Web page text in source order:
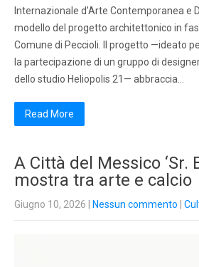
Internazionale d’Arte Contemporanea e
modello del progetto architettonico in
Comune di Peccioli. Il progetto —ideato
la partecipazione di un gruppo di
dello studio Heliopolis 21— abbraccia…
Read More
A Città del Messico ‘Sr.
mostra tra arte e calcio
Giugno 10, 2026 Nessun commento